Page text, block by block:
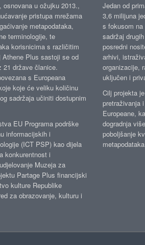
u ožujku 2013.,
pristupa mrežama
metapodataka,
terminologije, te
korisnicima s različitim
Athene Plus sastoji se od
21 države članice.
s Europeana
koje će veliku količinu
sadržaja učiniti dostupnim
EU Programa podrške
informacijskih i
(ICT PSP) kao dijela
konkurentnost i
Muzeja za
Partage Plus financijski
kulture Republike
za obrazovanje, kulturu i
Jedan od
3,6 milijuna
s fokusom
sadržaj
posredni
arhivi,
organizacije,
uključen i
Cilj projekta
pretraživanja
Europeane,
dogradnja
poboljšanje